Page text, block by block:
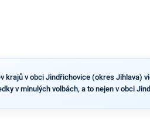
v obci Jindřichovice (okres Jihlava)
v minulých volbách, a to nejen v obci